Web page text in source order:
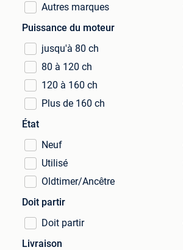
Autres marques
Puissance du moteur
jusqu'à 80 ch
80 à 120 ch
120 à 160 ch
Plus de 160 ch
État
Neuf
Utilisé
Oldtimer/Ancêtre
Doit partir
Doit partir
Livraison